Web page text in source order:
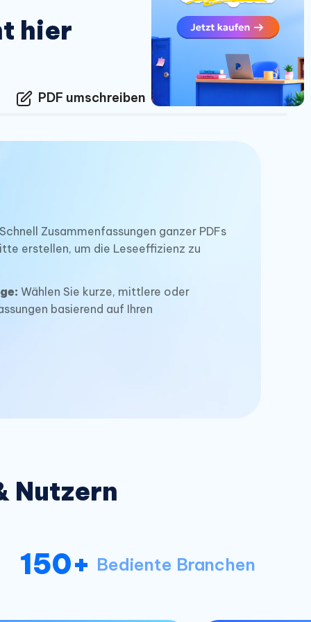
hier
PDF umschreiben
Zusammenfassungen ganzer PDFs
erstellen, um die Leseeffizienz zu
Wählen Sie kurze, mittlere oder
basierend auf Ihren
Nutzern
150+ Bediente Branchen